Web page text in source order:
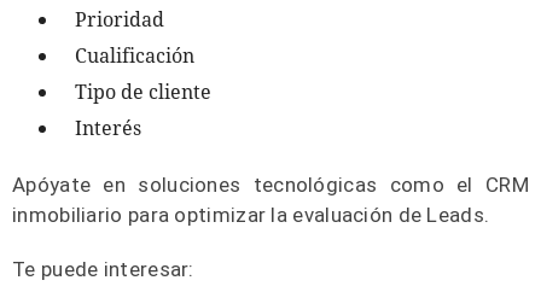
Prioridad
Cualificación
Tipo de cliente
Interés
Apóyate en soluciones tecnológicas como el CRM
inmobiliario para optimizar la evaluación de Leads.
Te puede interesar: